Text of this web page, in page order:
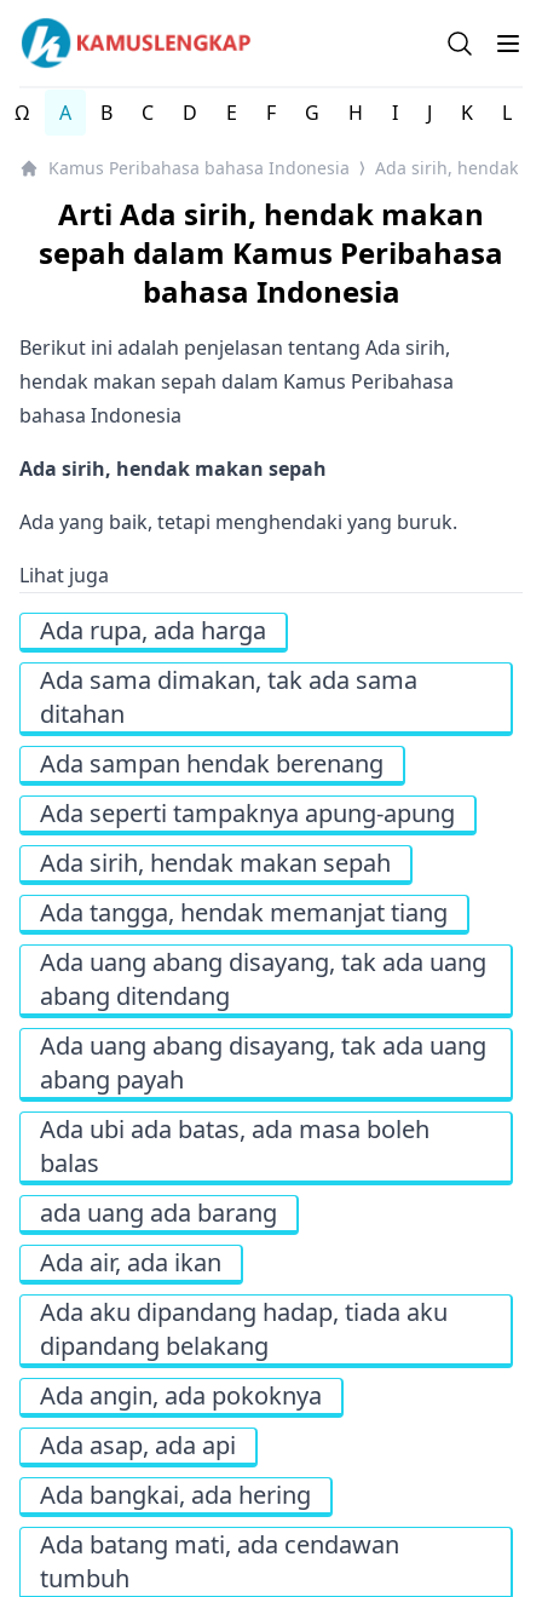
Kamus Peribahasa bahasa Indonesia - Kamus
Open
Ω A B C D E F G H I J K L
Kamus Peribahasa bahasa Indonesia ⟩ Ada sirih, hendak
Arti Ada sirih, hendak makan
sepah dalam Kamus Peribahasa
bahasa Indonesia
Berikut ini adalah penjelasan tentang Ada sirih,
hendak makan sepah dalam Kamus Peribahasa
bahasa Indonesia
Ada sirih, hendak makan sepah
Ada yang baik, tetapi menghendaki yang buruk.
Lihat juga
Ada rupa, ada harga
Ada sama dimakan, tak ada sama
ditahan
Ada sampan hendak berenang
Ada seperti tampaknya apung-apung
Ada sirih, hendak makan sepah
Ada tangga, hendak memanjat tiang
Ada uang abang disayang, tak ada uang
abang ditendang
Ada uang abang disayang, tak ada uang
abang payah
Ada ubi ada batas, ada masa boleh
balas
ada uang ada barang
Ada air, ada ikan
Ada aku dipandang hadap, tiada aku
dipandang belakang
Ada angin, ada pokoknya
Ada asap, ada api
Ada bangkai, ada hering
Ada batang mati, ada cendawan
tumbuh